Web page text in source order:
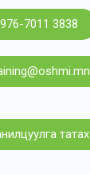
976-7011 3838
татах